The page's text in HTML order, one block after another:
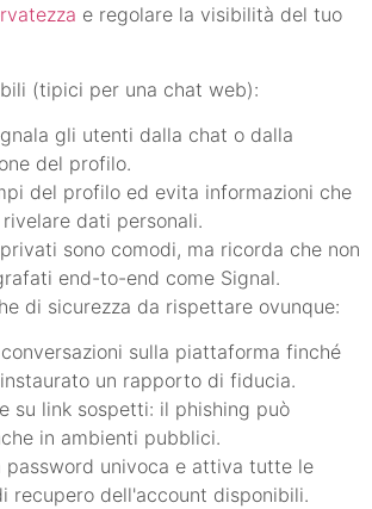
e regolare la visibilità del tuo
(tipici per una chat web):
gli utenti dalla chat o dalla
del profilo.
del profilo ed evita informazioni che
dati personali.
sono comodi, ma ricorda che non
end-to-end come Signal.
di sicurezza da rispettare ovunque:
sulla piattaforma finché
un rapporto di fiducia.
su link sospetti: il phishing può
in ambienti pubblici.
password univoca e attiva tutte le
recupero dell'account disponibili.